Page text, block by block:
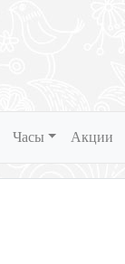
Часы Акции